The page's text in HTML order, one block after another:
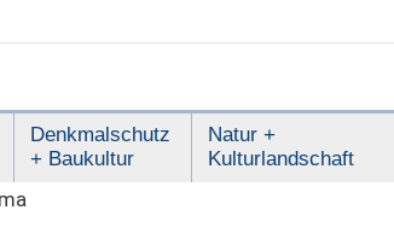
Denkmalschutz
+ Baukultur
Natur +
Kulturlandschaft